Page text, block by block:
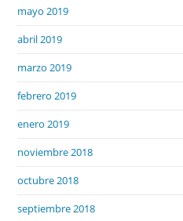
mayo 2019
abril 2019
marzo 2019
febrero 2019
enero 2019
noviembre 2018
octubre 2018
septiembre 2018